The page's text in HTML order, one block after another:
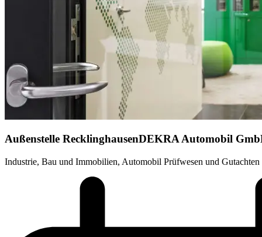
Außenstelle RecklinghausenDEKRA Automobil
Industrie, Bau und Immobilien, Automobil Prüfwesen und Gutachten